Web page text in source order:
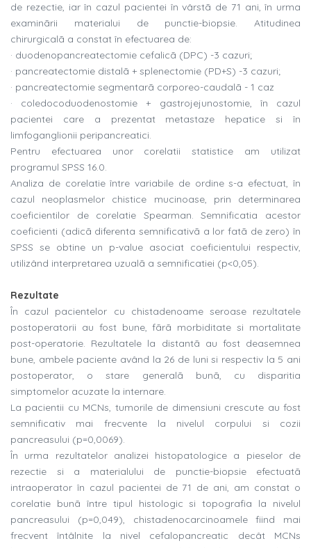
de rezectie, iar în cazul pacientei în vârstã de 71 ani, în urma
examinãrii materialui de punctie-biopsie. Atitudinea
chirurgicalã a constat în efectuarea de:
· duodenopancreatectomie cefalicã (DPC) -3 cazuri;
· pancreatectomie distalã + splenectomie (PD+S) -3 cazuri;
· pancreatectomie segmentarã corporeo-caudalã - 1 caz
· coledocoduodenostomie + gastrojejunostomie, în cazul
pacientei care a prezentat metastaze hepatice si în
limfoganglionii peripancreatici.
Pentru efectuarea unor corelatii statistice am utilizat
programul SPSS 16.0.
Analiza de corelatie între variabile de ordine s-a efectuat, în
cazul neoplasmelor chistice mucinoase, prin determinarea
coeficientilor de corelatie Spearman. Semnificatia acestor
coeficienti (adicã diferenta semnificativã a lor fatã de zero) în
SPSS se obtine un p-value asociat coeficientului respectiv,
utilizând interpretarea uzualã a semnificatiei (p<0,05).
Rezultate
În cazul pacientelor cu chistadenoame seroase rezultatele
postoperatorii au fost bune, fãrã morbiditate si mortalitate
post-operatorie. Rezultatele la distantã au fost deasemnea
bune, ambele paciente având la 26 de luni si respectiv la 5 ani
postoperator, o stare generalã bunã, cu disparitia
simptomelor acuzate la internare.
La pacientii cu MCNs, tumorile de dimensiuni crescute au fost
semnificativ mai frecvente la nivelul corpului si cozii
pancreasului (p=0,0069).
În urma rezultatelor analizei histopatologice a pieselor de
rezectie si a materialului de punctie-biopsie efectuatã
intraoperator în cazul pacientei de 71 de ani, am constat o
corelatie bunã între tipul histologic si topografia la nivelul
pancreasului (p=0,049), chistadenocarcinoamele fiind mai
frecvent întâlnite la nivel cefalopancreatic decât MCNs